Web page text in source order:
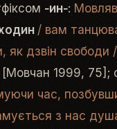
‑ин‑:
/ вам
як дзвін свободи
[Мовчан 1999, 75];
час,
з нас